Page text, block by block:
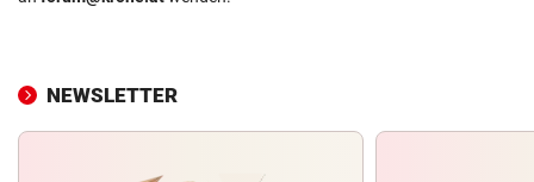
NEWSLETTER